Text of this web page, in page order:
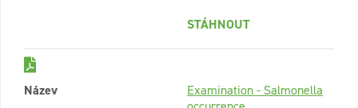
STÁHNOUT
Název
Examination - Salmonella